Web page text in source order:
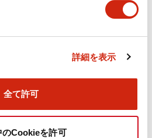
詳細を表示
全て許可
のCookieを許可
イル